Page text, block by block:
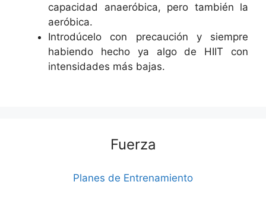
capacidad anaeróbica, pero también la
aeróbica.
Introdúcelo con precaución y siempre
habiendo hecho ya algo de HIIT con
intensidades más bajas.
Fuerza
Planes de Entrenamiento